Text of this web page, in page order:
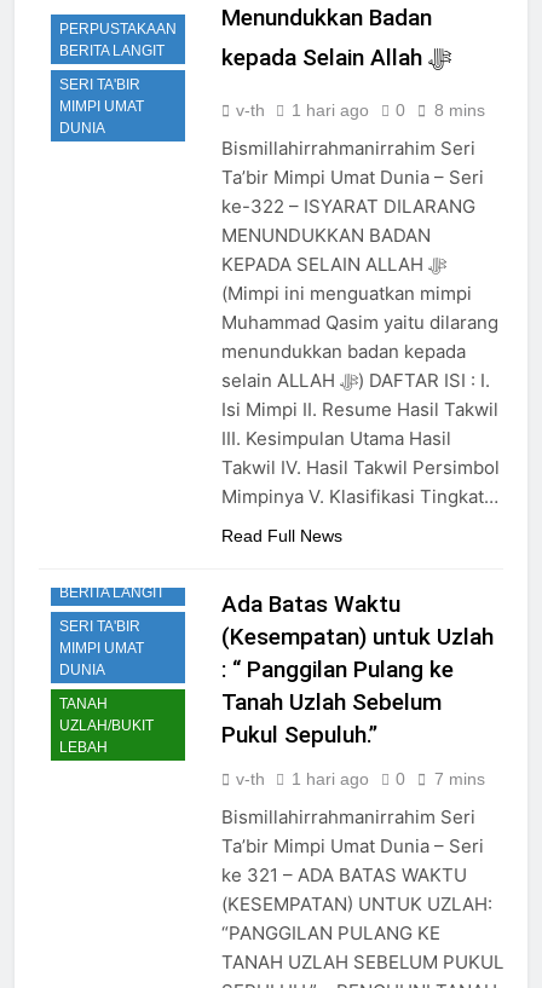
PERPUSTAKAAN
BERITA LANGIT
SERI TA'BIR
MIMPI UMAT
DUNIA
Menundukkan Badan
kepada Selain Allah ﷻ
v-th 1 hari ago 0 8 mins
Bismillahirrahmanirrahim Seri
Ta’bir Mimpi Umat Dunia – Seri
ke-322 – ISYARAT DILARANG
MENUNDUKKAN BADAN
KEPADA SELAIN ALLAH ﷻ
(Mimpi ini menguatkan mimpi
Muhammad Qasim yaitu dilarang
menundukkan badan kepada
selain ALLAH ﷻ) DAFTAR ISI : I.
Isi Mimpi II. Resume Hasil Takwil
III. Kesimpulan Utama Hasil
Takwil IV. Hasil Takwil Persimbol
Mimpinya V. Klasifikasi Tingkat…
Read Full News
BERITA LANGIT
SERI TA'BIR
MIMPI UMAT
DUNIA
TANAH
UZLAH/BUKIT
LEBAH
Ada Batas Waktu
(Kesempatan) untuk Uzlah
: “ Panggilan Pulang ke
Tanah Uzlah Sebelum
Pukul Sepuluh.”
v-th 1 hari ago 0 7 mins
Bismillahirrahmanirrahim Seri
Ta’bir Mimpi Umat Dunia – Seri
ke 321 – ADA BATAS WAKTU
(KESEMPATAN) UNTUK UZLAH:
“PANGGILAN PULANG KE
TANAH UZLAH SEBELUM PUKUL